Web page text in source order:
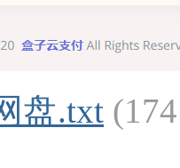
盘.txt